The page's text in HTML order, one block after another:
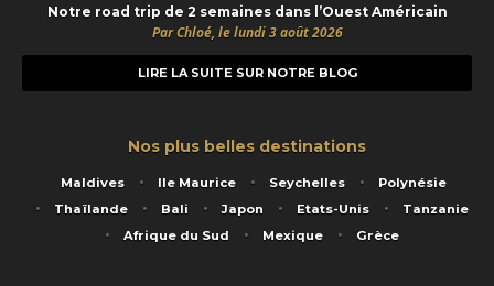
Notre road trip de 2 semaines dans l’Ouest Américain
Par Chloé, le lundi 3 août 2026
LIRE LA SUITE SUR NOTRE BLOG
Nos plus belles destinations
Maldives Ile Maurice Seychelles
Polynésie
Thaïlande
Bali Japon Etats-Unis
Tanzanie
Afrique du Sud
Mexique Grèce